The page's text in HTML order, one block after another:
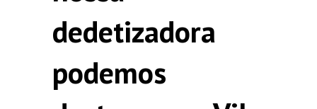
dedetizadora
podemos